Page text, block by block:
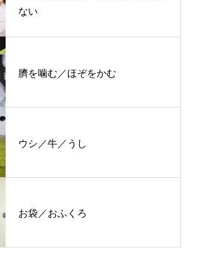
ない
臍を噛む／ほぞをかむ
ウシ／牛／うし
お袋／おふくろ